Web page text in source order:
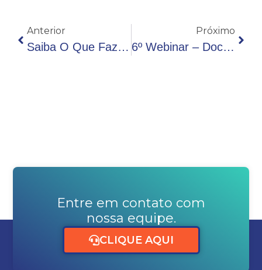
Anterior
Saiba O Que Fazer Para Evitar O Queijo “chorão”
Próximo
6º Webinar – Doce De Leite: Aspectos Tecnológicos Relacionados À Produção
Entre em contato com
nossa equipe.
CLIQUE AQUI